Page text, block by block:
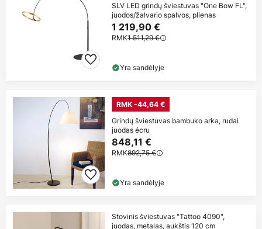
SLV LED grindų šviestuvas "One Bow FL",
juodos/žalvario spalvos, plienas
1 219,90 €
RMK1 511,29 €
Yra sandėlyje
RMK -44,64 €
Grindų šviestuvas bambuko arka, rudai
juodas écru
848,11 €
RMK892,75 €
Yra sandėlyje
Stovinis šviestuvas "Tattoo 4090",
juodas, metalas, aukštis 120 cm